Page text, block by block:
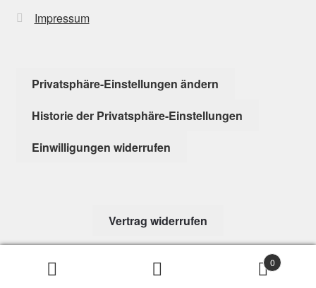
Impressum
Privatsphäre-Einstellungen ändern
Historie der Privatsphäre-Einstellungen
Einwilligungen widerrufen
Vertrag widerrufen
0